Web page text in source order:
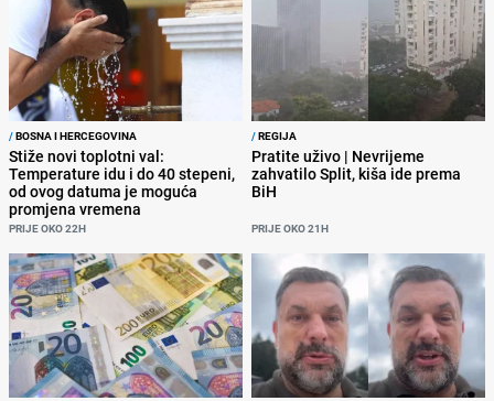
/BOSNA I HERCEGOVINA
Stiže novi toplotni val:
Temperature idu i do 40 stepeni,
od ovog datuma je moguća
promjena vremena
PRIJE OKO 22H
/REGIJA
Pratite uživo | Nevrijeme
zahvatilo Split, kiša ide prema
BiH
PRIJE OKO 21H